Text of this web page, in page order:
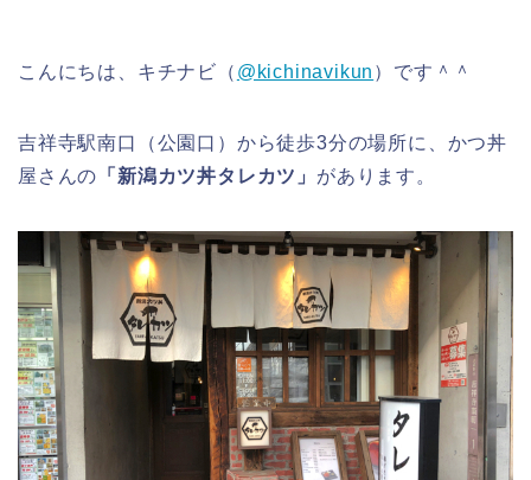
こんにちは、キチナビ（ @kichinavikun ）です＾＾
吉祥寺駅南口（公園口）から徒歩3分の場所に、かつ丼
屋さんの 「新潟カツ丼タレカツ」 があります。